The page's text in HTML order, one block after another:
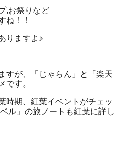
,お祭りなど
ね！！
りますよ♪
すが、「じゃらん」と「楽天
です。
時期、紅葉イベントがチェッ
ル」の旅ノートも紅葉に詳し